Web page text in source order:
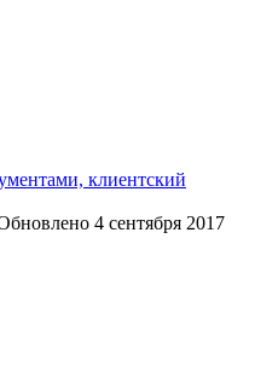
клиентский
4 сентября 2017